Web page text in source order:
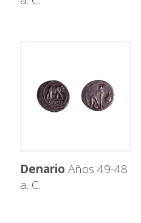
Denario Años 49-48
a. C.